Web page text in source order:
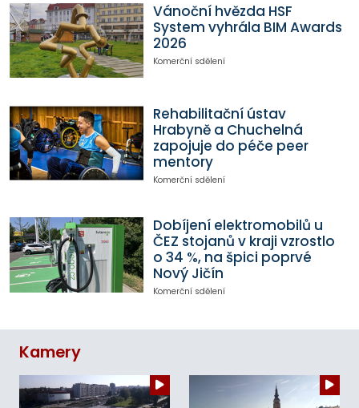
Vánoční hvězda HSF
System vyhrála BIM Awards
2026
Komerční sdělení
Rehabilitační ústav
Hrabyně a Chuchelná
zapojuje do péče peer
mentory
Komerční sdělení
Dobíjení elektromobilů u
ČEZ stojanů v kraji vzrostlo
o 34 %, na špici poprvé
Nový Jičín
Komerční sdělení
Kamery